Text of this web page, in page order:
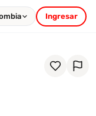
Ingresar